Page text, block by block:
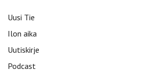
Uusi Tie
Ilon aika
Uutiskirje
Podcast